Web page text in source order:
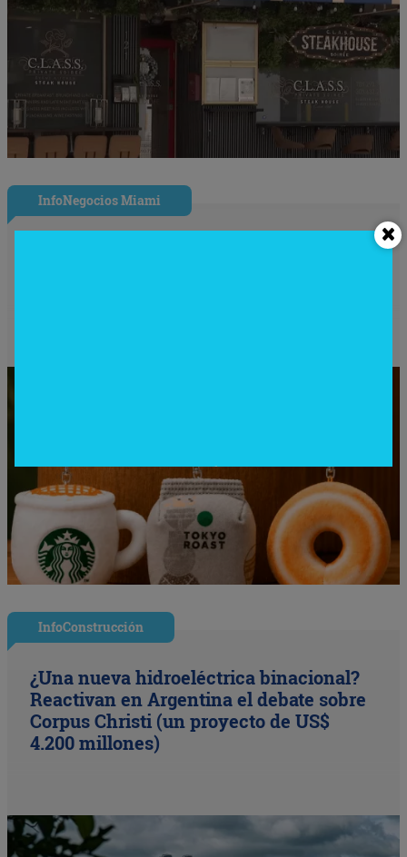
InfoNegocios Miami
InfoConstrucción
¿Una nueva hidroeléctrica binacional?
Reactivan en Argentina el debate sobre
Corpus Christi (un proyecto de US$
4.200 millones)